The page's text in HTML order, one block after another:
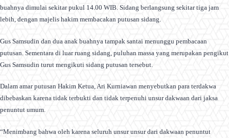
buahnya dimulai sekitar pukul 14.00 WIB. Sidang berlangsung sekitar tiga jam
lebih, dengan majelis hakim membacakan putusan sidang.
Gus Samsudin dan dua anak buahnya tampak santai menunggu pembacaan
putusan. Sementara di luar ruang sidang, puluhan massa yang merupakan pengikut
Gus Samsudin turut mengikuti sidang putusan tersebut.
Dalam amar putusan Hakim Ketua, Ari Kurniawan menyebutkan para terdakwa
dibebaskan karena tidak terbukti dan tidak terpenuhi unsur dakwaan dari jaksa
penuntut umum.
“Menimbang bahwa oleh karena seluruh unsur unsur dari dakwaan penuntut